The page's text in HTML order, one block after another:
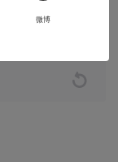
微博